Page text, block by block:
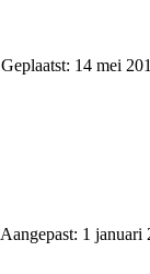
Geplaatst: 14 mei
Aangepast: 1 januari